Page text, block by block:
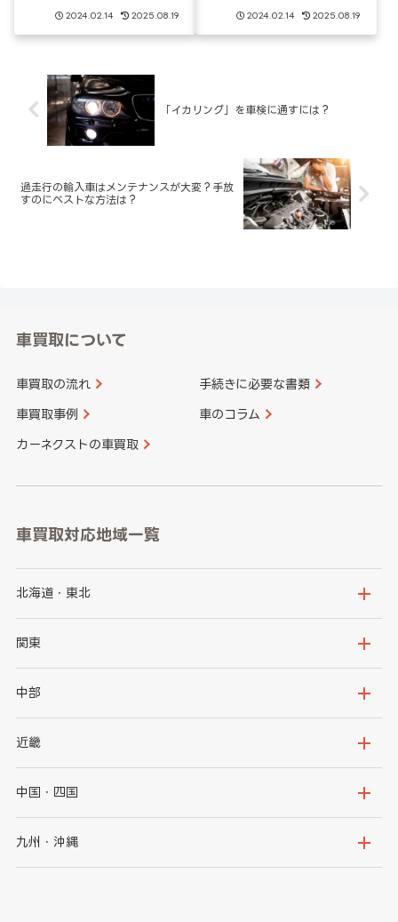
2024.02.14 2025.08.19 2024.02.14 2025.08.19
「イカリング」を車検に通すには？
過走行の輸入車はメンテナンスが大変？手放
すのにベストな方法は？
車買取について
車買取の流れ 手続きに必要な書類
車買取事例 車のコラム
カーネクストの車買取
車買取対応地域一覧
北海道・東北
北海道
岩手県
秋田県
関東
茨城県
群馬県
千葉県
神奈川県
中部
新潟県
石川県
山梨県
近畿
大阪府
京都府
中国・四国
鳥取県
九州・沖縄